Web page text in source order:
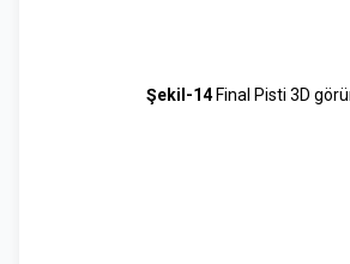
Şekil-14Final Pisti 3D